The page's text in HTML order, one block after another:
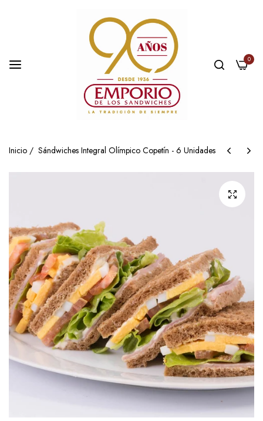
0
Inicio / Sándwiches Integral Olímpico Copetín - 6 Unidades